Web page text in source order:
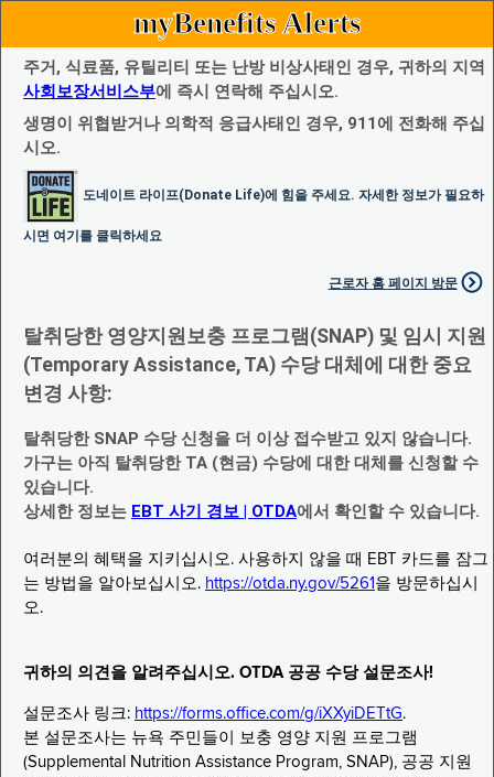
myBenefits Alerts
주거, 식료품, 유틸리티 또는 난방 비상사태인 경우, 귀하의 지역
사회보장서비스부에 즉시 연락해 주십시오.
생명이 위협받거나 의학적 응급사태인 경우, 911에 전화해 주십
시오.
도네이트 라이프(Donate Life)에 힘을 주세요. 자세한 정보가 필요하
시면 여기를 클릭하세요
근로자 홈 페이지 방문
탈취당한 영양지원보충 프로그램(SNAP) 및 임시 지원
(Temporary Assistance, TA) 수당 대체에 대한 중요
변경 사항:
탈취당한 SNAP 수당 신청을 더 이상 접수받고 있지 않습니다.
가구는 아직 탈취당한 TA (현금) 수당에 대한 대체를 신청할 수
있습니다.
상세한 정보는 EBT 사기 경보 | OTDA에서 확인할 수 있습니다.
여러분의 혜택을 지키십시오. 사용하지 않을 때 EBT 카드를 잠그
는 방법을 알아보십시오. https://otda.ny.gov/5261 을 방문하십시
오.
귀하의 의견을 알려주십시오. OTDA 공공 수당 설문조사!
설문조사 링크: https://forms.office.com/g/iXXyiDETtG.
본 설문조사는 뉴욕 주민들이 보충 영양 지원 프로그램
(Supplemental Nutrition Assistance Program, SNAP), 공공 지원